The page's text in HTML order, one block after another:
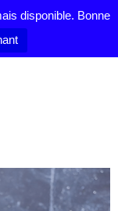
disponible. Bonne